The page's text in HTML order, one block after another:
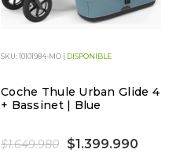
SKU: 10101984-MO | DISPONIBLE
Coche Thule Urban Glide 4
+ Bassinet | Blue
$1.649.980 $1.399.990